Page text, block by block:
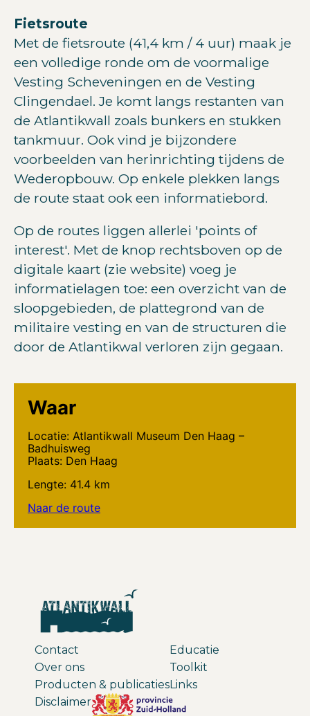
Fietsroute
Met de fietsroute (41,4 km / 4 uur) maak je
een volledige ronde om de voormalige
Vesting Scheveningen en de Vesting
Clingendael. Je komt langs restanten van
de Atlantikwall zoals bunkers en stukken
tankmuur. Ook vind je bijzondere
voorbeelden van herinrichting tijdens de
Wederopbouw. Op enkele plekken langs
de route staat ook een informatiebord.
Op de routes liggen allerlei 'points of
interest'. Met de knop rechtsboven op de
digitale kaart (zie website) voeg je
informatielagen toe: een overzicht van de
sloopgebieden, de plattegrond van de
militaire vesting en van de structuren die
door de Atlantikwal verloren zijn gegaan.
Waar
Locatie: Atlantikwall Museum Den Haag –
Badhuisweg
Plaats: Den Haag
Lengte: 41.4 km
Naar de route
Contact
Over ons
Producten & publicaties
Educatie
Toolkit
Links
Disclaimer